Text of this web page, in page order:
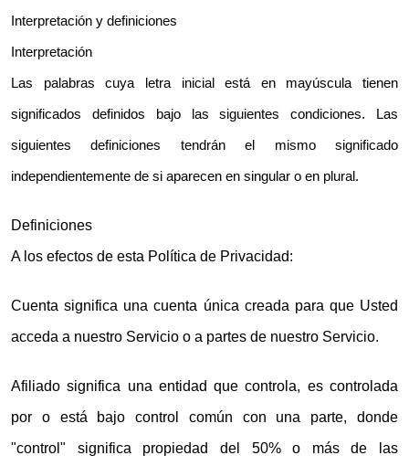
Interpretación y definiciones
Interpretación
Las palabras cuya letra inicial está en mayúscula tienen
significados definidos bajo las siguientes condiciones. Las
siguientes definiciones tendrán el mismo significado
independientemente de si aparecen en singular o en plural.
Definiciones
A los efectos de esta Política de Privacidad:
Cuenta significa una cuenta única creada para que Usted
acceda a nuestro Servicio o a partes de nuestro Servicio.
Afiliado significa una entidad que controla, es controlada
por o está bajo control común con una parte, donde
"control" significa propiedad del 50% o más de las